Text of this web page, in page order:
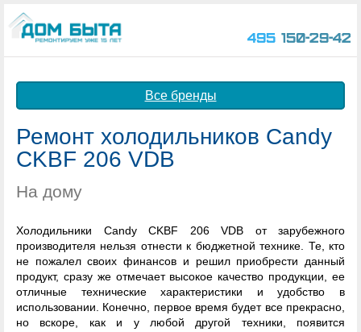
495 150-29-42
Все бренды
Ремонт холодильников Candy
CKBF 206 VDB
На дому
Холодильники Candy CKBF 206 VDB от зарубежного
производителя нельзя отнести к бюджетной технике. Те, кто
не пожалел своих финансов и решил приобрести данный
продукт, сразу же отмечает высокое качество продукции, ее
отличные технические характеристики и удобство в
использовании. Конечно, первое время будет все прекрасно,
но вскоре, как и у любой другой техники, появится